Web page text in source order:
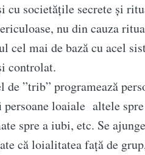
cu societățile secrete și
nu din cauza
cel mai de bază cu acel
controlat.
programează
loaiale altele
spre a iubi, etc. Se
că loialitatea față de